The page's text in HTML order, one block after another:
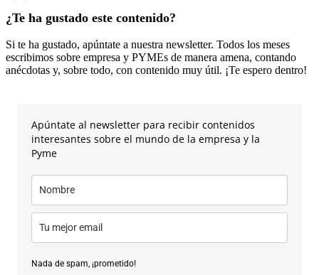
¿Te ha gustado este contenido?
Si te ha gustado, apúntate a nuestra newsletter. Todos los meses
escribimos sobre empresa y PYMEs de manera amena, contando
anécdotas y, sobre todo, con contenido muy útil. ¡Te espero dentro!
Apúntate al newsletter para recibir contenidos
interesantes sobre el mundo de la empresa y la
Pyme
Nada de spam, ¡prometido!